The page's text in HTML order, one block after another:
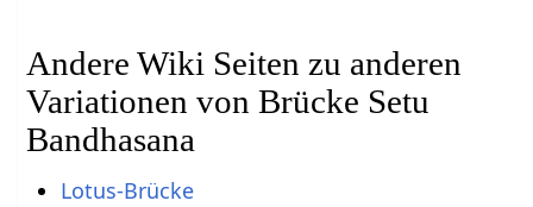
Andere Wiki Seiten zu anderen
Variationen von Brücke Setu
Bandhasana
Lotus-Brücke